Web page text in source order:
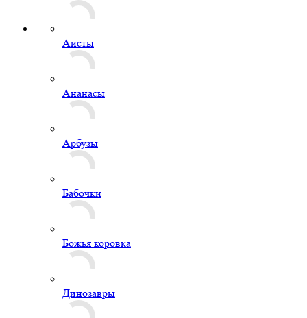
Аисты
Ананасы
Арбузы
Бабочки
Божья коровка
Динозавры